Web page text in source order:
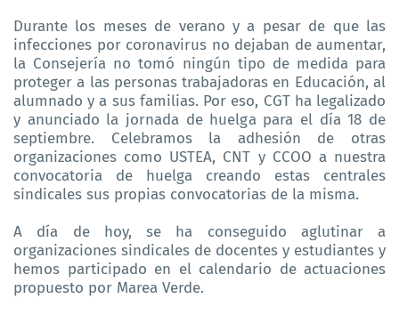
Durante los meses de verano y a pesar de que las
infecciones por coronavirus no dejaban de aumentar,
la Consejería no tomó ningún tipo de medida para
proteger a las personas trabajadoras en Educación, al
alumnado y a sus familias. Por eso, CGT ha legalizado
y anunciado la jornada de huelga para el día 18 de
septiembre. Celebramos la adhesión de otras
organizaciones como USTEA, CNT y CCOO a nuestra
convocatoria de huelga creando estas centrales
sindicales sus propias convocatorias de la misma.
A día de hoy, se ha conseguido aglutinar a
organizaciones sindicales de docentes y estudiantes y
hemos participado en el calendario de actuaciones
propuesto por Marea Verde.